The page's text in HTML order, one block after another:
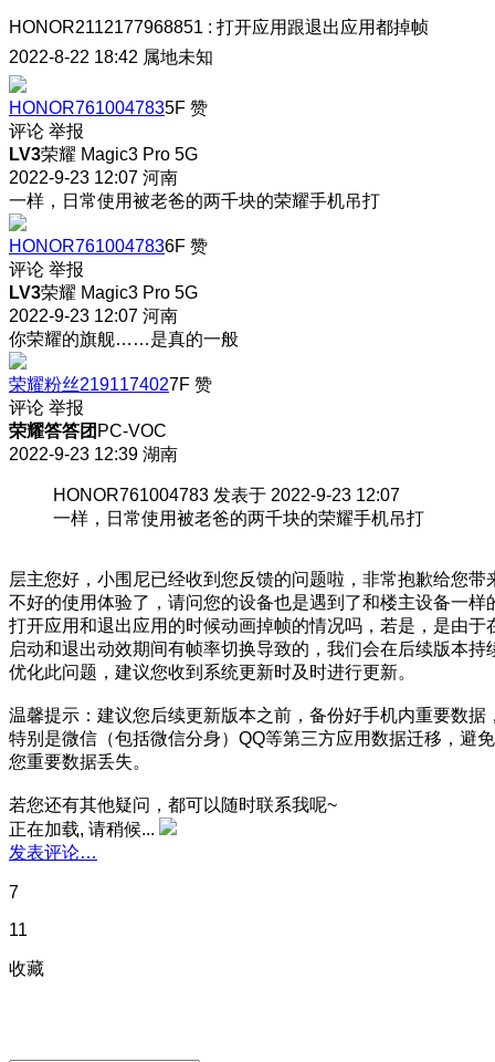
HONOR2112177968851 : 打开应用跟退出应用都掉帧
2022-8-22 18:42 属地未知
HONOR7610047835F 赞
评论 举报
LV3荣耀 Magic3 Pro 5G
2022-9-23 12:07 河南
一样，日常使用被老爸的两千块的荣耀手机吊打
HONOR7610047836F 赞
评论 举报
LV3荣耀 Magic3 Pro 5G
2022-9-23 12:07 河南
你荣耀的旗舰……是真的一般
荣耀粉丝2191174027F 赞
评论 举报
荣耀答答团 PC-VOC
2022-9-23 12:39 湖南
HONOR761004783 发表于 2022-9-23 12:07
一样，日常使用被老爸的两千块的荣耀手机吊打
层主您好，小围尼已经收到您反馈的问题啦，非常抱歉给您带
不好的使用体验了，请问您的设备也是遇到了和楼主设备一样
打开应用和退出应用的时候动画掉帧的情况吗，若是，是由于
启动和退出动效期间有帧率切换导致的，我们会在后续版本持
优化此问题，建议您收到系统更新时及时进行更新。
温馨提示：建议您后续更新版本之前，备份好手机内重要数据
特别是微信（包括微信分身）QQ等第三方应用数据迁移，避免
您重要数据丢失。
若您还有其他疑问，都可以随时联系我呢~
正在加载, 请稍候...
发表评论…
7
11
收藏